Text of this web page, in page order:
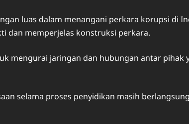
luas dalam menangani perkara korupsi di
dan memperjelas konstruksi perkara.
mengurai jaringan dan hubungan antar pihak
selama proses penyidikan masih